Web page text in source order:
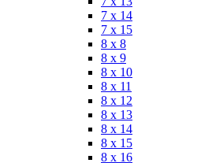
7 x 14
7 x 15
8 x 8
8 x 9
8 x 10
8 x 11
8 x 12
8 x 13
8 x 14
8 x 15
8 x 16